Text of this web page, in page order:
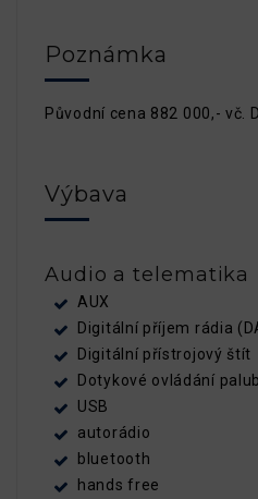
Poznámka
Původní cena 882 000,-
Výbava
Audio a telematika
AUX
Digitální příjem rádia
Digitální přístrojový štít
Dotykové ovládání
USB
autorádio
bluetooth
hands free